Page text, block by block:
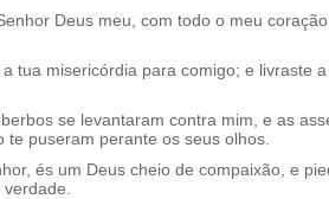
Deus meu, com todo o meu
tua misericórdia para comigo; e livraste
se levantaram contra mim, e as
te puseram perante os seus olhos.
és um Deus cheio de compaixão, e